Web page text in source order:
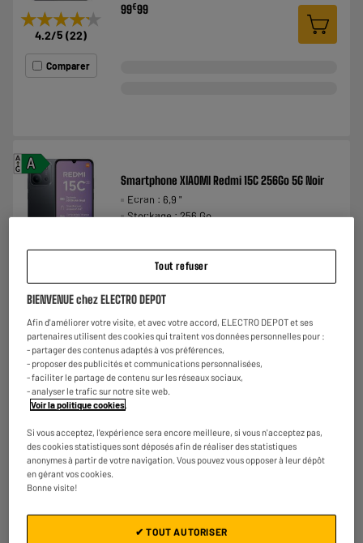
★★★★★
★★★★★
4.2/5 (22)
Comparer
99€99
A
A
G
Smartphone XIAOMI Redmi 15C 256Go 5G Noir
Ecran : 6,9 "
Stockage : 256 Go
158€
Payer enplusieurs fois
Tout refuser
BIENVENUE chez ELECTRO DEPOT
Afin d'améliorer votre visite, et avec votre accord, ELECTRO DEPOT et ses
partenaires utilisent des cookies qui traitent vos données personnelles pour :
- partager des contenus adaptés à vos préférences,
- proposer des publicités et communications personnalisées,
- faciliter le partage de contenu sur les réseaux sociaux,
- analyser le trafic sur notre site web.
Voir la politique cookies
Si vous acceptez, l'expérience sera encore meilleure, si vous n'acceptez pas,
des cookies statistiques sont déposés afin de réaliser des statistiques
anonymes à partir de votre navigation. Vous pouvez vous opposer à leur dépôt
en gérant vos cookies.
Bonne visite!
✔ TOUT AUTORISER